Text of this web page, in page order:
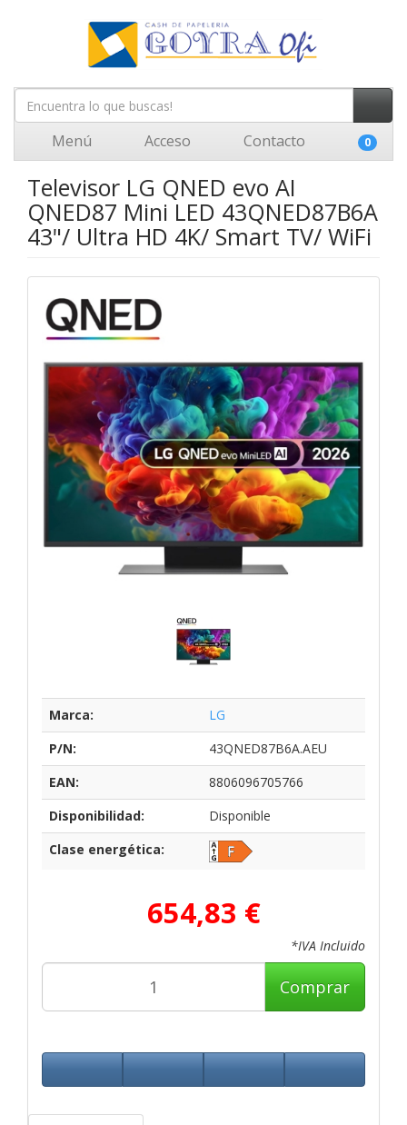
Menú Acceso Contacto 0
Televisor LG QNED evo AI
QNED87 Mini LED 43QNED87B6A
43"/ Ultra HD 4K/ Smart TV/ WiFi
Marca:
LG
P/N:
43QNED87B6A.AEU
EAN:
8806096705766
Disponibilidad:
Disponible
Clase energética:
654,83 €
*IVA Incluido
Comprar